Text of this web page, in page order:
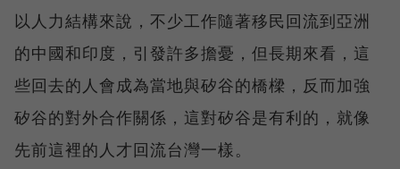
以人力結構來說，不少工作隨著移民回流到亞洲
的中國和印度，引發許多擔憂，但長期來看，這
些回去的人會成為當地與矽谷的橋樑，反而加強
矽谷的對外合作關係，這對矽谷是有利的，就像
先前這裡的人才回流台灣一樣。